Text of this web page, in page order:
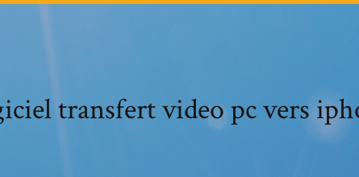
transfert video pc vers